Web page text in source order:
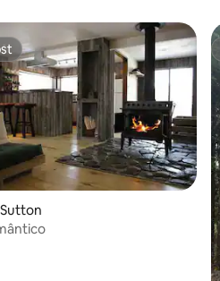
de 5, 20 avaliações